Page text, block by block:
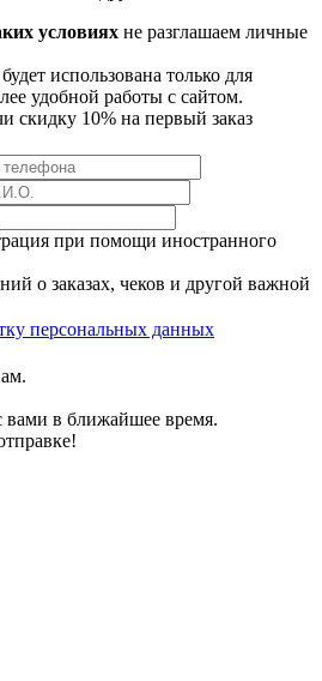
условиях не разглашаем личные
использована только для
удобной работы с сайтом.
скидку 10% на первый заказ
при помощи иностранного
о заказах, чеков и другой важной
персональных данных
вами в ближайшее время.